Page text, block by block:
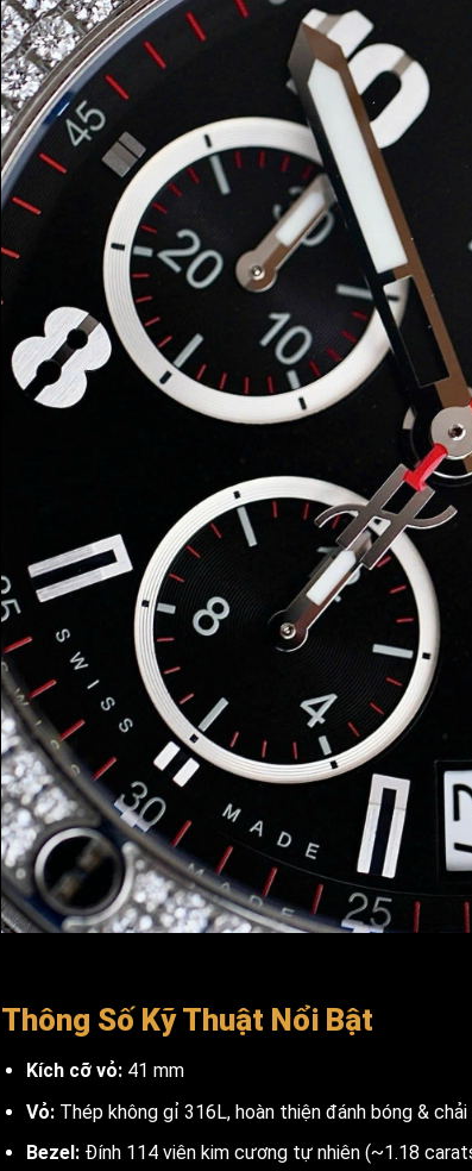
Thông Số Kỹ Thuật Nổi Bật
Kích cỡ vỏ:41 mm
Vỏ:Thép không gỉ 316L, hoàn thiện đánh bóng &
Bezel:Đính 114 viên kim cương tự nhiên (~1.18